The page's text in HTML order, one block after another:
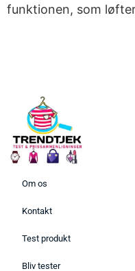
funktionen, som
Om os
Kontakt
Test produkt
Bliv tester
2025 –
her!